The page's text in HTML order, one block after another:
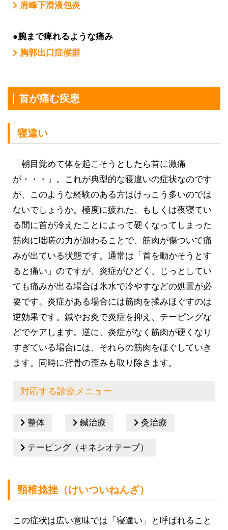
肩峰下滑液包炎
●腕まで痺れるような痛み
胸郭出口症候群
首が痛む疾患
寝違い
「朝目覚めて体を起こそうとしたら首に激痛
が・・・」。これが典型的な寝違いの症状なのです
が、このような経験のある方はけっこう多いのでは
ないでしょうか。極度に疲れた、もしくは夜寝てい
る間に首が冷えたことによって硬くなってしまった
筋肉に咄嗟の力が加わることで、筋肉が傷ついて痛
みが出ている状態です。通常は「首を動かそうとす
ると痛い」のですが、炎症がひどく、じっとしてい
ても痛みが出る場合は氷水で冷やすなどの処置が必
要です。炎症がある場合には筋肉を揉みほぐすのは
逆効果です。鍼やお灸で炎症を抑え、テーピングな
どでケアします。逆に、炎症がなく筋肉が硬くなり
すぎている場合には、それらの筋肉をほぐしていき
ます。同時に背骨の歪みも取り除きます。
対応する診療メニュー
整体 鍼治療 灸治療
テーピング（キネシオテープ）
頸椎捻挫（けいついねんざ）
この症状は広い意味では「寝違い」と呼ばれること